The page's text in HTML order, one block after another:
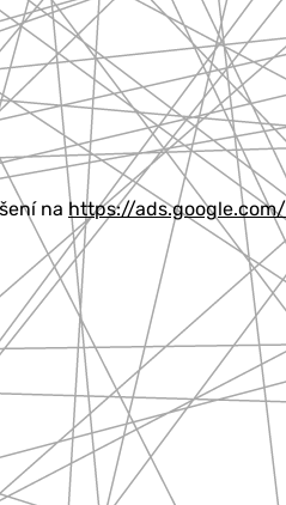
na https://ads.google.com/